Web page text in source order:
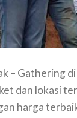
– Gathering
dan lokasi
harga